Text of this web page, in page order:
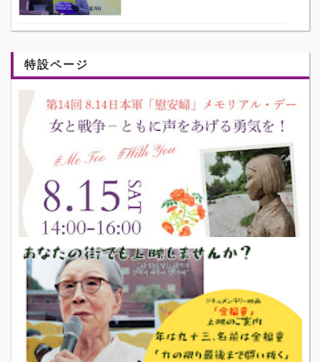
特設ページ